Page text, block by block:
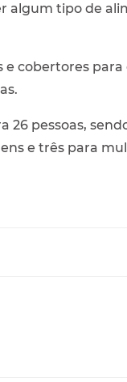
tipo de
e cobertores
pessoas,
e três para